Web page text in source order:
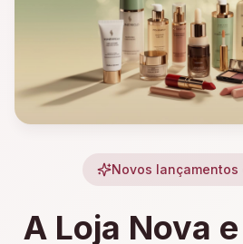
Novos lançamentos
A Loja Nova